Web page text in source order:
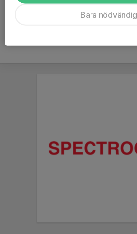
16. Älvsjö AIK IBF (A) 0
Bara